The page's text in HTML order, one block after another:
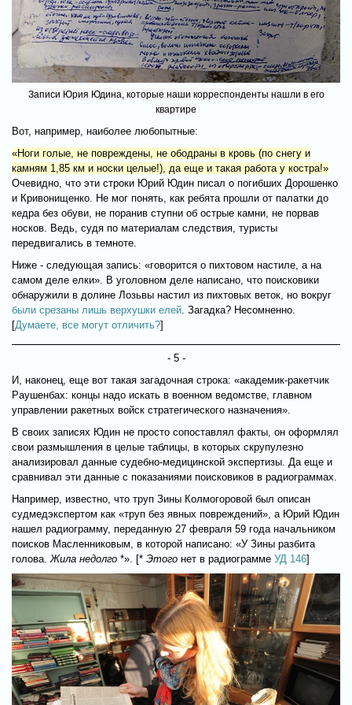
Записи Юрия Юдина, которые наши корреспонденты нашли в его
квартире
Вот, например, наиболее любопытные:
«Ноги голые, не повреждены, не ободраны в кровь (по снегу и
камням 1,85 км и носки целые!), да еще и такая работа у костра!»
Очевидно, что эти строки Юрий Юдин писал о погибших Дорошенко
и Кривонищенко. Не мог понять, как ребята прошли от палатки до
кедра без обуви, не поранив ступни об острые камни, не порвав
носков. Ведь, судя по материалам следствия, туристы
передвигались в темноте.
Ниже - следующая запись: «говорится о пихтовом настиле, а на
самом деле елки». В уголовном деле написано, что поисковики
обнаружили в долине Лозьвы настил из пихтовых веток, но вокруг
были срезаны лишь верхушки елей . Загадка? Несомненно.
[Думаете, все могут отличить?]
- 5 -
И, наконец, еще вот такая загадочная строка: «академик-ракетчик
Раушенбах: концы надо искать в военном ведомстве, главном
управлении ракетных войск стратегического назначения».
В своих записях Юдин не просто сопоставлял факты, он оформлял
свои размышления в целые таблицы, в которых скрупулезно
анализировал данные судебно-медицинской экспертизы. Да еще и
сравнивал эти данные с показаниями поисковиков в радиограммах.
Например, известно, что труп Зины Колмогоровой был описан
судмедэкспертом как «труп без явных повреждений», а Юрий Юдин
нашел радиограмму, переданную 27 февраля 59 года начальником
поисков Масленниковым, в которой написано: «У Зины разбита
голова. Жила недолго *». [* Этого нет в радиограмме УД 146]